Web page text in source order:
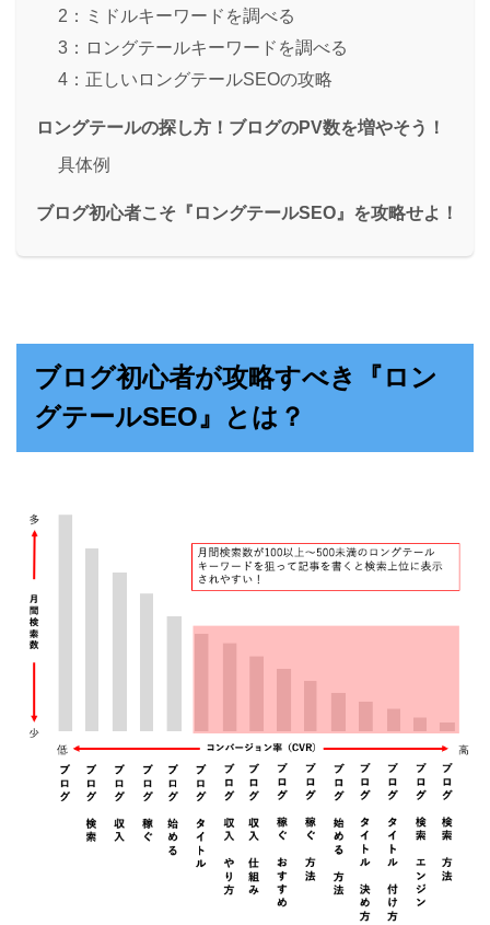
2：ミドルキーワードを調べる
3：ロングテールキーワードを調べる
4：正しいロングテールSEOの攻略
ロングテールの探し方！ブログのPV数を増やそう！
具体例
ブログ初心者こそ『ロングテールSEO』を攻略せよ！
ブログ初心者が攻略すべき『ロン
グテールSEO』とは？